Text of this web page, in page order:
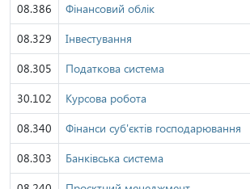
08.386
Фінансовий облік
08.329
Інвестування
08.305
Податкова система
30.102
Курсова робота
08.340
Фінанси суб'єктів господарювання
08.303
Банківська система